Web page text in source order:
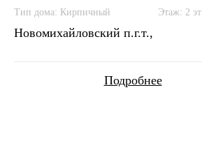
Тип дома: Кирпичный Этаж: 2 эт
Новомихайловский п.г.т.,
Подробнее